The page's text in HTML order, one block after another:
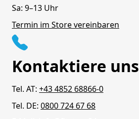
Sa: 9–13 Uhr
Termin im Store vereinbaren
Kontaktiere uns
Tel. AT: +43 4852 68866-0
Tel. DE: 0800 724 67 68